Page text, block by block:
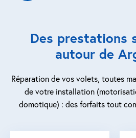
Prestations ad-hoc
QUI SOMMES-NOUS ?
Des prestations
autour de
Réparation de vos volets, toutes
de votre installation
domotique) : des forfaits tout